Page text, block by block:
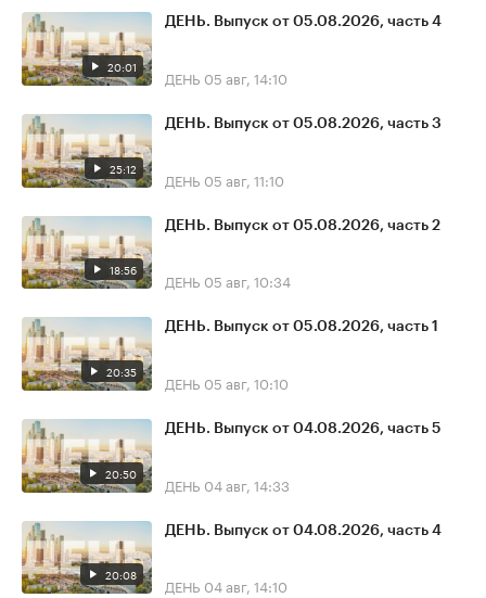
20:01
ДЕНЬ. Выпуск от 05.08.2026, часть 4
ДЕНЬ 05 авг, 14:10
25:12
ДЕНЬ. Выпуск от 05.08.2026, часть 3
ДЕНЬ 05 авг, 11:10
18:56
ДЕНЬ. Выпуск от 05.08.2026, часть 2
ДЕНЬ 05 авг, 10:34
20:35
ДЕНЬ. Выпуск от 05.08.2026, часть 1
ДЕНЬ 05 авг, 10:10
20:50
ДЕНЬ. Выпуск от 04.08.2026, часть 5
ДЕНЬ 04 авг, 14:33
20:08
ДЕНЬ. Выпуск от 04.08.2026, часть 4
ДЕНЬ 04 авг, 14:10